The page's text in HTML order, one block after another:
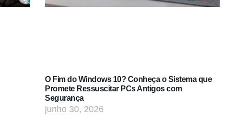
O Fim do Windows 10? Conheça o Sistema que
Promete Ressuscitar PCs Antigos com
Segurança
junho 30, 2026